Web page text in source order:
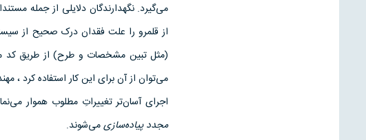
می‌گیرد. نگهدارندگان دلایلی از جمله
از قلمرو را علت فقدان درک صحیح از
(مثل تبین مشخصات و طرح) از طریق کد
می‌توان از آن برای این کار استفاده کرد ،
اجرای آسان‌تر تغییراتِ مطلوب هموار
مجدد پیاده‌سازیمی‌شوند.